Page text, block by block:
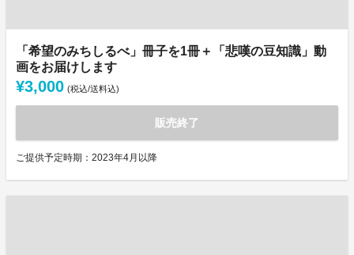
「希望のみちしるべ」冊子を1冊＋「悲嘆の豆知識」動
画をお届けします
¥3,000 (税込/送料込)
販売終了
ご提供予定時期：2023年4月以降